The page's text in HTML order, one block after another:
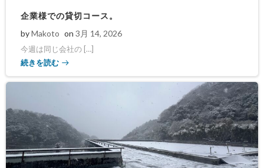
企業様での貸切コース。
byMakoto on 3月 14, 2026
今週は同じ会社の […]
続きを読む